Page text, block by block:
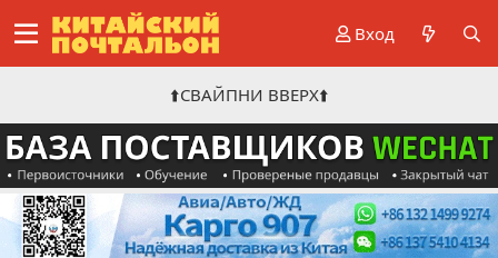
Вход
⬆️СВАЙПНИ ВВЕРХ⬆️